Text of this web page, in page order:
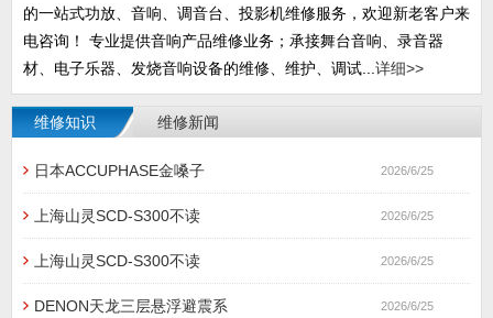
的一站式功放、音响、调音台、投影机维修服务，欢迎新老客户来
电咨询！ 专业提供音响产品维修业务；承接舞台音响、录音器
材、电子乐器、发烧音响设备的维修、维护、调试... 详细>>
维修知识 维修新闻
日本ACCUPHASE金嗓子 2026/6/25
上海山灵SCD-S300不读 2026/6/25
上海山灵SCD-S300不读 2026/6/25
DENON天龙三层悬浮避震系 2026/6/25